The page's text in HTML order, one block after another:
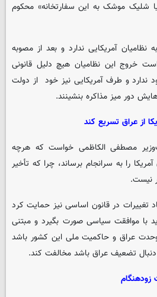
شلیک موشک به این سفارتخانه» محکوم
آمریکایی ندارد و بعد از مصوبه
خروج این نظامیان هیچ دلیل قانونی
ندارد و طرف آمریکایی نیز خود از دولت
دور میز مذاکره بنشینند.
از عراق تسریع کند
مصطفی الکاظمی خواست که هرچه
را به سرانجام برساند، چرا که تأخیر
نیست.
تغییرات در قانون اساسی نیز حمایت کرد
با موافقت سیاسی صورت بگیرد و مبتنی
وحدت عراق و حاکمیت ملی این کشور باشد
تضعیف عراق باشد مخالفت کند.
زودهنگام